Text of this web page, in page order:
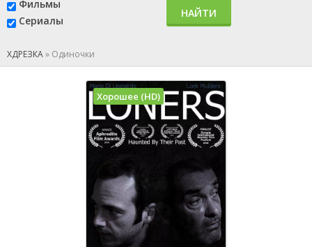
Фильмы
Сериалы
НАЙТИ
ХДРЕЗКА» Одиночки
Хорошее (HD)